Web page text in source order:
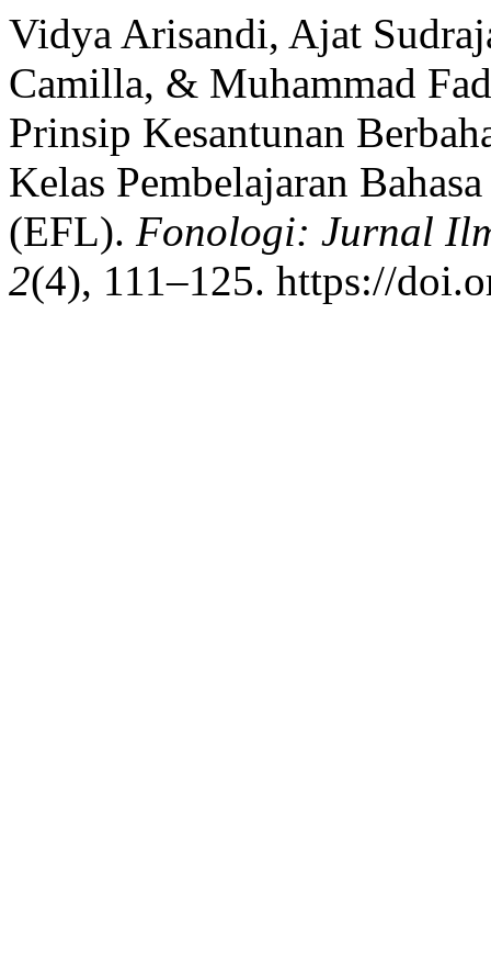
Vidya Arisandi, Ajat
Camilla, & Muhammad
Prinsip Kesantunan
Kelas Pembelajaran
(EFL). Fonologi: Jurnal
2(4), 111–125. https://